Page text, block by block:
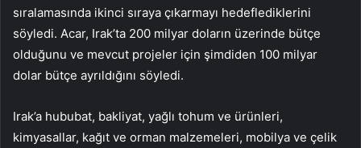
sıralamasında ikinci sıraya çıkarmayı hedeflediklerini
söyledi. Acar, Irak’ta 200 milyar doların üzerinde bütçe
olduğunu ve mevcut projeler için şimdiden 100 milyar
dolar bütçe ayrıldığını söyledi.
Irak’a hububat, bakliyat, yağlı tohum ve ürünleri,
kimyasallar, kağıt ve orman malzemeleri, mobilya ve çelik